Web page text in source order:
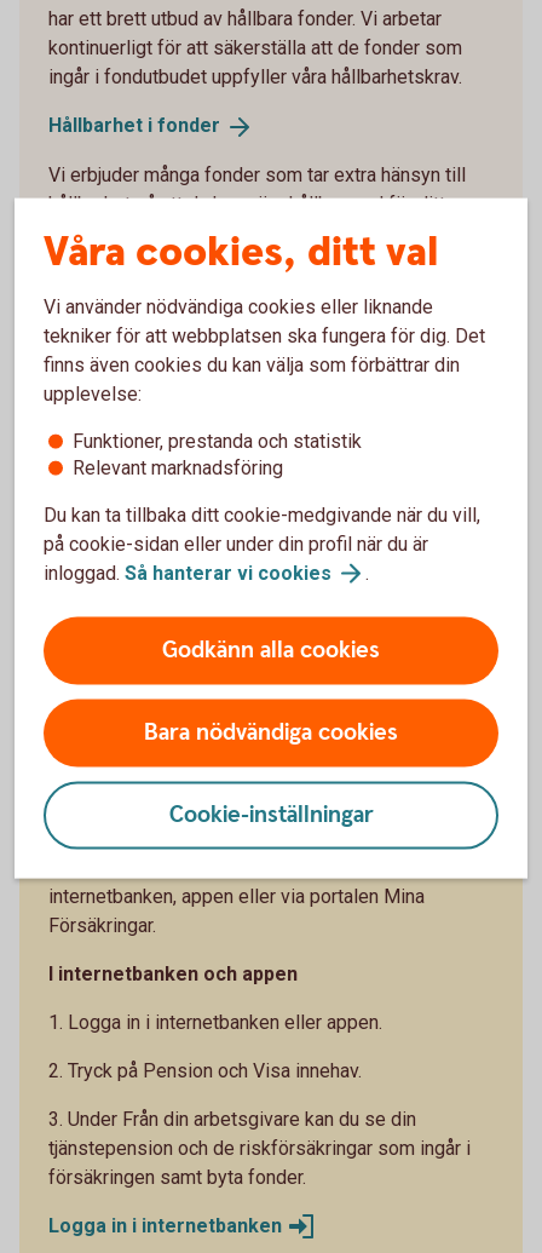
har ett brett utbud av hållbara fonder. Vi arbetar
kontinuerligt för att säkerställa att de fonder som
ingår i fondutbudet uppfyller våra hållbarhetskrav.
Hållbarhet i fonder
Vi erbjuder många fonder som tar extra hänsyn till
hållbarhet så att du kan göra hållbara val för ditt
pensionssparande.
är exempel på fonder som fokuserar på hållbarhet
och investerar i bolag som bidrar till FN:s globala
mål. I länkarna nedan kan du räkna ut hur ditt
sparande inom din tjänstepension i dessa fonder
Global Impact - Placera din tjänstepension med
fokus på en hållbar
utveckling (swedbank-robur.se)
Climate Impact - Placera din tjänstepension med
fokus på en hållbar
utveckling (swedbank-robur.se)
Se dina försäkringar
internetbanken, appen eller via portalen Mina
Försäkringar.
I internetbanken och appen
1. Logga in i internetbanken eller appen.
2. Tryck på Pension och Visa innehav.
3. Under Från din arbetsgivare kan du se din
tjänstepension och de riskförsäkringar som ingår i
försäkringen samt byta fonder.
Logga in i internetbanken
Våra cookies, ditt val
Vi använder nödvändiga cookies eller liknande
tekniker för att webbplatsen ska fungera för dig. Det
finns även cookies du kan välja som förbättrar din
upplevelse:
Funktioner, prestanda och statistik
Relevant marknadsföring
Du kan ta tillbaka ditt cookie-medgivande när du vill,
på cookie-sidan eller under din profil när du är
inloggad. Så hanterar vi cookies .
Godkänn alla cookies
Bara nödvändiga cookies
Cookie-inställningar